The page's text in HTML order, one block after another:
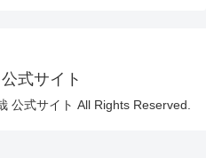
式サイト
公式サイト All Rights Reserved.